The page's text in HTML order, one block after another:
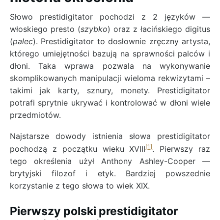
Słowo prestidigitator pochodzi z 2 języków —
włoskiego presto (szybko) oraz z łacińskiego digitus
(palec). Prestidigitator to dosłownie zręczny artysta,
którego umiejętności bazują na sprawności palców i
dłoni. Taka wprawa pozwala na wykonywanie
skomplikowanych manipulacji wieloma rekwizytami –
takimi jak karty, sznury, monety. Prestidigitator
potrafi sprytnie ukrywać i kontrolować w dłoni wiele
przedmiotów.
Najstarsze dowody istnienia słowa prestidigitator
pochodzą z początku wieku XVIII
. Pierwszy raz
tego określenia użył Anthony Ashley-Cooper —
brytyjski filozof i etyk. Bardziej powszednie
korzystanie z tego słowa to wiek XIX.
Pierwszy polski prestidigitator